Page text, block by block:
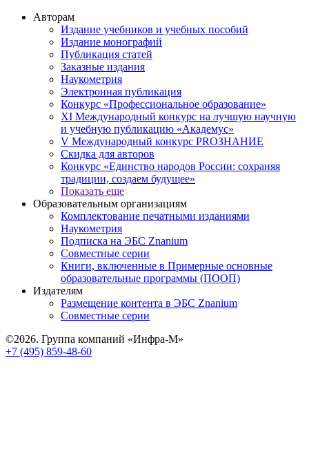
Авторам
Издание учебников и учебных пособий
Издание монографий
Публикация статей
Заказные издания
Наукометрия
Электронная публикация
Конкурс «Профессиональное образование»
XI Международный конкурс на лучшую научную
и учебную публикацию «Академус»
V Международный конкурс PROЗНАНИЕ
Скидка для авторов
Конкурс «Единство народов России: сохраняя
традиции, создаем будущее»
Показать еще
Образовательным организациям
Комплектование печатными изданиями
Наукометрия
Подписка на ЭБС Znanium
Совместные серии
Книги, включенные в Примерные основные
образовательные программы (ПООП)
Издателям
Размещение контента в ЭБС Znanium
Совместные серии
©2026. Группа компаний «Инфра-М»
+7 (495) 859-48-60